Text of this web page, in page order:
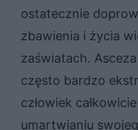
ostatecznie
zbawienia i życia
zaświatach.
często bardzo
człowiek
umartwianiu